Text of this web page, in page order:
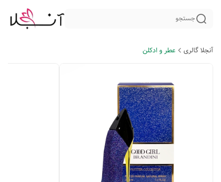
جستجو
آنجلا گالری عطر و ادکلن